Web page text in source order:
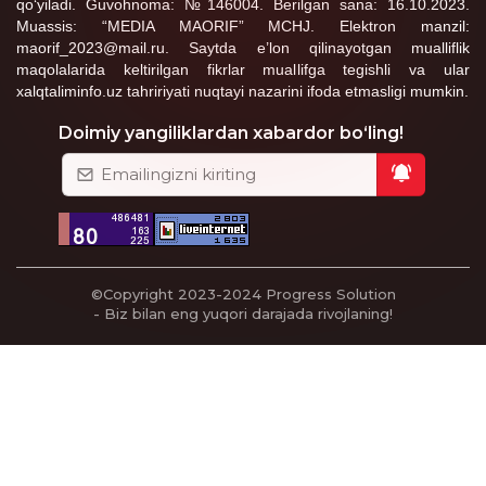
qo‘yiladi. Guvohnoma: №146004. Berilgan sana: 16.10.2023.
Muassis: “MEDIA MAORIF” MCHJ. Elektron manzil:
maorif_2023@mail.ru. Saytda e’lon qilinayotgan mualliflik
maqolalarida keltirilgan fikrlar muallifga tegishli va ular
xalqtaliminfo.uz tahririyati nuqtayi nazarini ifoda etmasligi mumkin.
Doimiy yangiliklardan xabardor bo‘ling!
©Copyright 2023-2024 Progress Solution
- Biz bilan eng yuqori darajada rivojlaning!